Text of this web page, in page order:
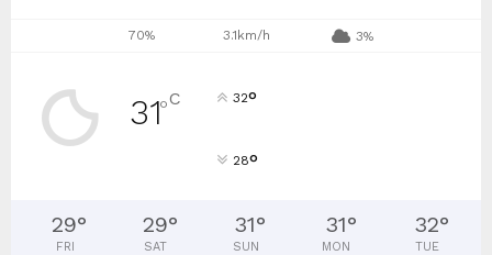
70% 3.1km/h 3%
31°C 32°
28°
29°
FRI
29°
SAT
31°
SUN
31°
MON
32°
TUE